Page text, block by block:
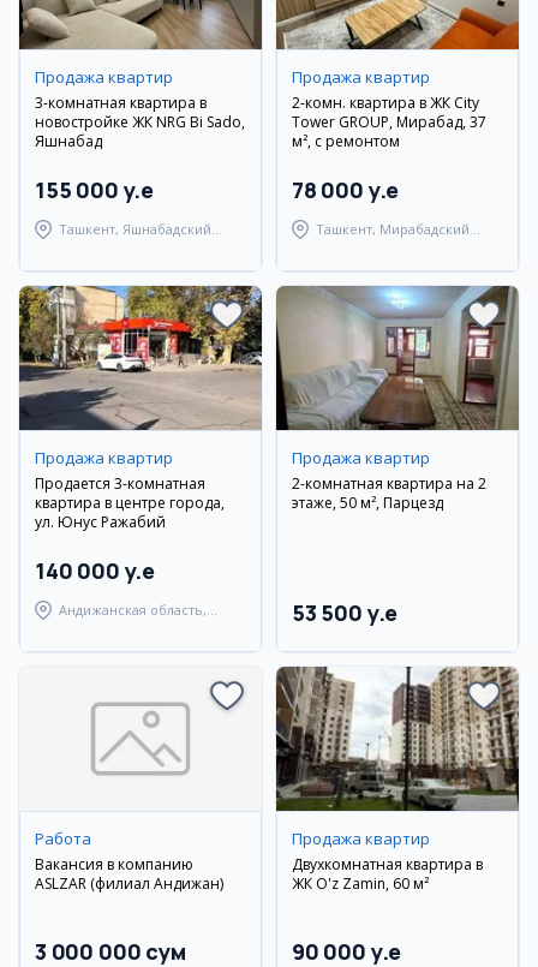
Продажа квартир
3-комнатная квартира в
новостройке ЖК NRG Bi Sado,
Яшнабад
155 000 y.e
Ташкент, Яшнабадский
Продажа квартир
2-комн. квартира в ЖК City
Tower GROUP, Мирабад, 37
м², с ремонтом
78 000 y.e
Ташкент, Мирабадский
Продажа квартир
Продается 3-комнатная
квартира в центре города,
ул. Юнус Ражабий
140 000 y.e
Андижанская область,
Продажа квартир
2-комнатная квартира на 2
этаже, 50 м², Парцезд
53 500 y.e
Работа
Вакансия в компанию
ASLZAR (филиал Андижан)
3 000 000 сум
Продажа квартир
Двухкомнатная квартира в
ЖК O'z Zamin, 60 м²
90 000 y.e